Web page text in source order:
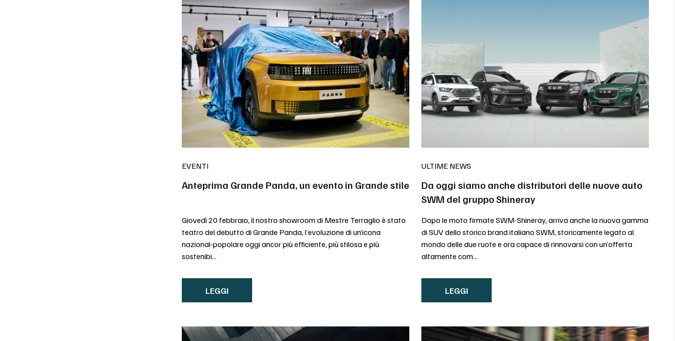
EVENTI
Anteprima Grande Panda, un evento in Grande stile
Giovedì 20 febbraio, il nostro showroom di Mestre Terraglio è stato
teatro del debutto di Grande Panda, l’evoluzione di un’icona
nazional-popolare oggi ancor più efficiente, più stilosa e più
sostenibi...
LEGGI
ULTIME NEWS
Da oggi siamo anche distributori delle nuove auto
SWM del gruppo Shineray
Dopo le moto firmate SWM-Shineray, arriva anche la nuova gamma
di SUV dello storico brand italiano SWM, storicamente legato al
mondo delle due ruote e ora capace di rinnovarsi con un’offerta
altamente com...
LEGGI